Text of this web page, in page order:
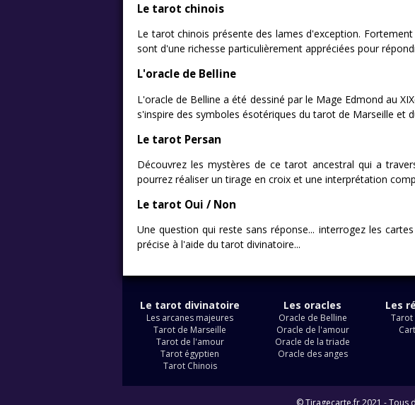
Le tarot chinois
Le tarot chinois présente des lames d'exception.
sont d'une richesse particulièrement appréciées pour
L'oracle de Belline
L'oracle de Belline a été dessiné par le Mage Edmond au
s'inspire des symboles ésotériques du tarot de Marseille et
Le tarot Persan
Découvrez les mystères de ce tarot ancestral qui a
pourrez réaliser un tirage en croix et une interprétation
Le tarot Oui / Non
Une question qui reste sans réponse... interrogez les
précise à l'aide du tarot divinatoire...
Le tarot divinatoire
Les arcanes majeures
Tarot de Marseille
Tarot de l'amour
Tarot égyptien
Tarot Chinois
Les oracles
Oracle de Belline
Oracle de l'amour
Oracle de la triade
Oracle des anges
Les
Tarot
© Tiragecarte.fr 2021 - Tous